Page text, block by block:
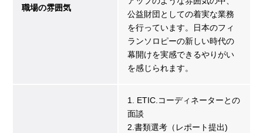
職場の雰囲気
公益財団としての着実な業務
を行っています。日本のフィ
ランソロピーの新しい時代の
幕開けを実感できるやりがい
を感じられます。
1. ETIC.コーディネーターとの
面談
2.書類選考（レポート提出)